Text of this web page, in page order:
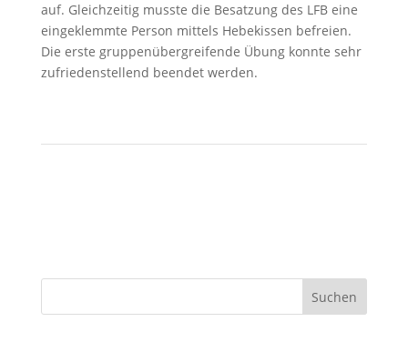
auf. Gleichzeitig musste die Besatzung des LFB eine
eingeklemmte Person mittels Hebekissen befreien.
Die erste gruppenübergreifende Übung konnte sehr
zufriedenstellend beendet werden.